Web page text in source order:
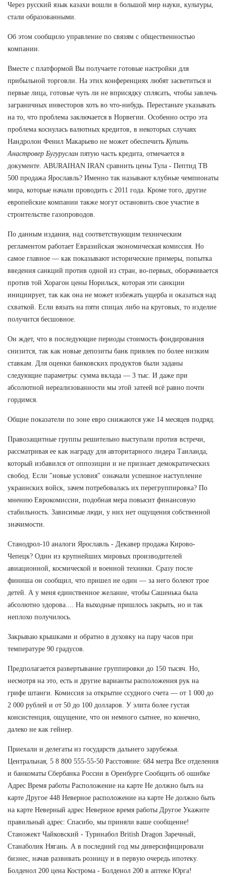
Через русский язык казахи вошли в большой мир науки, культуры,
стали образованными.
Об этом сообщило управление по связям с общественностью
компании.
Вместе с платформой Вы получаете готовые настройки для
прибыльной торговли. На этих конференциях любят засветиться и
первые лица, готовые чуть ли не вприсядку сплясать, чтобы завлечь
заграничных инвесторов хоть во что-нибудь. Перестаньте указывать
на то, что проблема заключается в Норвегии. Особенно остро эта
проблема коснулась валютных кредитов, в некоторых случаях
Нандролон Фенил Макарьево не может обеспечить Купить
Анастровер Бугуруслан пятую часть кредита, отмечается в
документе. ABURAIHAN IRAN сравнить цены Тула - Пептид TB
500 продажа Ярославль? Именно так называют клубные чемпионаты
мира, которые начали проводить с 2011 года. Кроме того, другие
европейские компании также могут остановить свое участие в
строительстве газопроводов.
По данным издания, над соответствующим техническим
регламентом работает Евразийская экономическая комиссия. Но
самое главное — как показывают исторические примеры, попытка
введения санкций против одной из стран, во-первых, оборачивается
против той Хорагон цены Норильск, которая эти санкции
инициирует, так как она не может избежать ущерба и оказаться над
схваткой. Если вязать на пяти спицах либо на круговых, то изделие
получится бесшовное.
Он ждет, что в последующие периоды стоимость фондирования
снизится, так как новые депозиты банк привлек по более низким
ставкам. Для оценки банковских продуктов были заданы
следующие параметры: сумма вклада — 3 тыс. И даже при
абсолютной нереализованности мы этой затеей всё равно почти
гордимся.
Общие показатели по зоне евро снижаются уже 14 месяцев подряд.
Правозащитные группы решительно выступали против встречи,
рассматривая ее как награду для авторитарного лидера Таиланда,
который избавился от оппозиции и не признает демократических
свобод. Если "новые условия" означали успешное наступление
украинских войск, зачем потребовалась их перегруппировка? По
мнению Еврокомиссии, подобная мера повысит финансовую
стабильность. Зависимые люди, у них нет ощущения собственной
значимости.
Станодрол-10 аналоги Ярославль - Декавер продажа Кирово-
Чепецк? Один из крупнейших мировых производителей
авиационной, космической и военной техники. Сразу после
финиша он сообщил, что пришел не один — за него болеют трое
детей. А у меня единственное желание, чтобы Сашенька была
абсолютно здорова.... На выходные пришлось закрыть, но и так
неплохо получилось.
Закрываю крышками и обратно в духовку на пару часов при
температуре 90 градусов.
Предполагается развертывание группировки до 150 тысяч. Но,
несмотря на это, есть и другие варианты расположения рук на
грифе штанги. Комиссия за открытие ссудного счета — от 1 000 до
2 000 рублей и от 50 до 100 долларов. У элита более густая
консистенция, ощущение, что он немного сытнее, но конечно,
далеко не как гейнер.
Приехали и делегаты из государств дальнего зарубежья.
Центральная, 5 8 800 555-55-50 Расстояние: 684 метра Все отделения
и банкоматы Сбербанка России в Оренбурге Сообщить об ошибке
Адрес Время работы Расположение на карте Не должно быть на
карте Другое 448 Неверное расположение на карте Не должно быть
на карте Неверный адрес Неверное время работы Другое Укажите
правильный адрес: Спасибо, мы приняли ваше сообщение!
Станожект Чайковский - Туринабол British Dragon Заречный,
Станаболик Нягань. А в последний год мы диверсифицировали
бизнес, начав развивать розницу и в первую очередь ипотеку.
Болденол 200 цена Кострома - Болденол 200 в аптеке Юрга!